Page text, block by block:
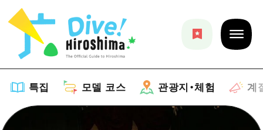
특집 모델 코스 관광지・체험 계